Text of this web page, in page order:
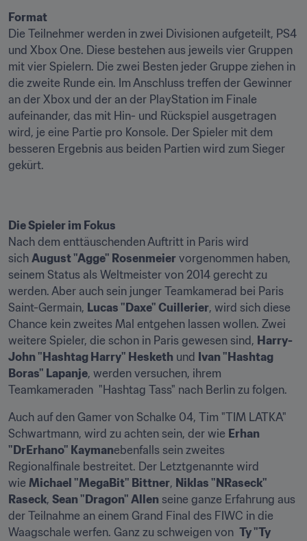
Format
Die Teilnehmer werden in zwei Divisionen aufgeteilt, PS4
und Xbox One. Diese bestehen aus jeweils vier Gruppen
mit vier Spielern. Die zwei Besten jeder Gruppe ziehen in
die zweite Runde ein. Im Anschluss treffen der Gewinner
an der Xbox und der an der PlayStation im Finale
aufeinander, das mit Hin- und Rückspiel ausgetragen
wird, je eine Partie pro Konsole. Der Spieler mit dem
besseren Ergebnis aus beiden Partien wird zum Sieger
gekürt.
Die Spieler im Fokus
Nach dem enttäuschenden Auftritt in Paris wird
sich August "Agge" Rosenmeier vorgenommen haben,
seinem Status als Weltmeister von 2014 gerecht zu
werden. Aber auch sein junger Teamkamerad bei Paris
Saint-Germain, Lucas "Daxe" Cuillerier, wird sich diese
Chance kein zweites Mal entgehen lassen wollen. Zwei
weitere Spieler, die schon in Paris gewesen sind, Harry-
John "Hashtag Harry" Hesketh und Ivan "Hashtag
Boras" Lapanje, werden versuchen, ihrem
Teamkameraden  "Hashtag Tass" nach Berlin zu folgen.
Auch auf den Gamer von Schalke 04, Tim "TIM LATKA"
Schwartmann, wird zu achten sein, der wie Erhan
"DrErhano" Kaymanebenfalls sein zweites
Regionalfinale bestreitet. Der Letztgenannte wird
wie Michael "MegaBit" Bittner, Niklas "NRaseck"
Raseck, Sean "Dragon" Allen seine ganze Erfahrung aus
der Teilnahme an einem Grand Final des FIWC in die
Waagschale werfen. Ganz zu schweigen von Ty "Ty